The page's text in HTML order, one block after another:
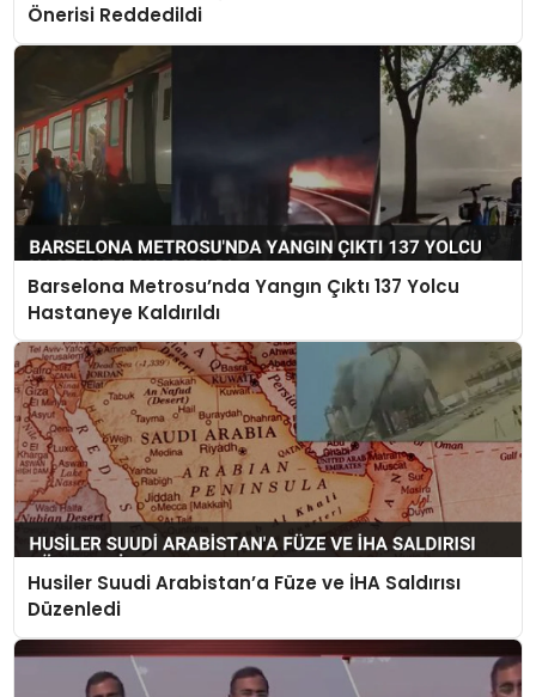
Önerisi Reddedildi
Barselona Metrosu’nda Yangın Çıktı 137 Yolcu
Hastaneye Kaldırıldı
Husiler Suudi Arabistan’a Füze ve İHA Saldırısı
Düzenledi